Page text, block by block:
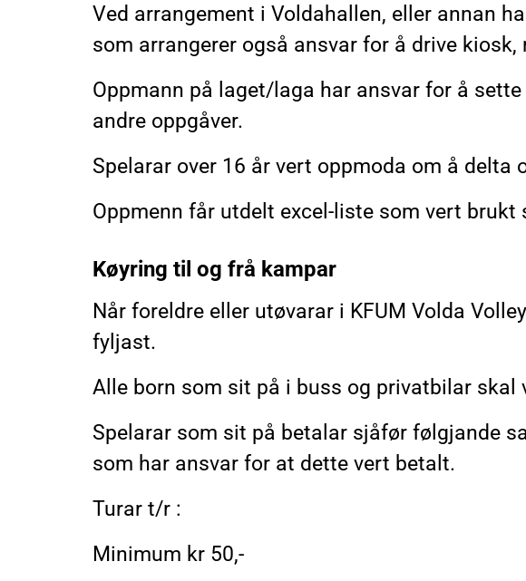
Ved arrangement i Voldahallen, eller annan
som arrangerer også ansvar for å drive
Oppmann på laget/laga har ansvar for å
andre oppgåver.
Spelarar over 16 år vert oppmoda om å delta
Oppmenn får utdelt excel-liste som vert
Køyring til og frå kampar
Når foreldre eller utøvarar i KFUM Volda
fyljast.
Alle born som sit på i buss og privatbilar skal
Spelarar som sit på betalar sjåfør følgjande
som har ansvar for at dette vert betalt.
Turar t/r :
Minimum kr 50,-